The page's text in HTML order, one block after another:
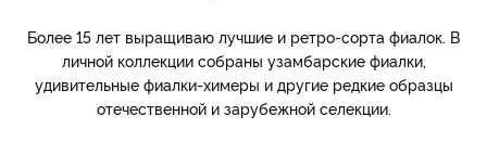
Более 15 лет выращиваю лучшие и ретро-сорта фиалок. В
личной коллекции собраны узамбарские фиалки,
удивительные фиалки-химеры и другие редкие образцы
отечественной и зарубежной селекции.